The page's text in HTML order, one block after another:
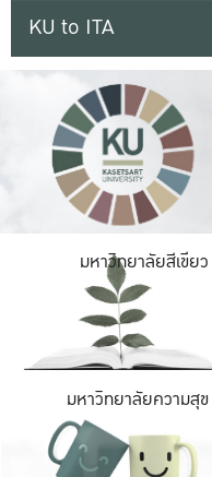
KU to ITA
มหาวิทยาลัยสีเขียว
มหาวิทยาลัยความสุข